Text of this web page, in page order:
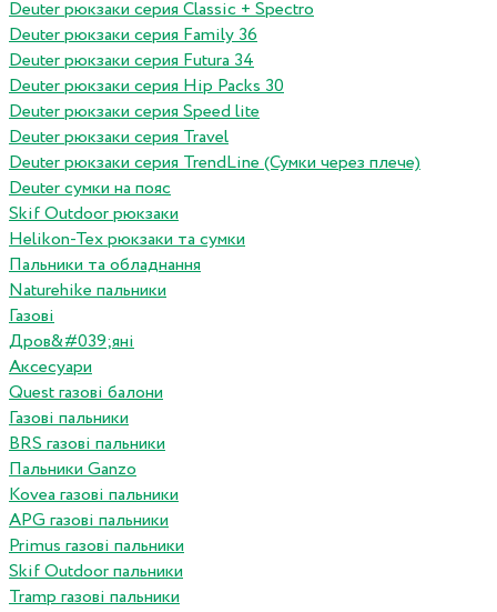
Deuter рюкзаки серия Classic + Spectro
Deuter рюкзаки серия Family 36
Deuter рюкзаки серия Futura 34
Deuter рюкзаки серия Hip Packs 30
Deuter рюкзаки серия Speed lite
Deuter рюкзаки серия Travel
Deuter рюкзаки серия TrendLine (Сумки через плече)
Deuter сумки на пояс
Skif Outdoor рюкзаки
Helikon-Tex рюкзаки та сумки
Пальники та обладнання
Naturehike пальники
Газові
Дров&#039;яні
Аксесуари
Quest газові балони
Газові пальники
BRS газові пальники
Пальники Ganzo
Kovea газові пальники
APG газові пальники
Primus газові пальники
Skif Outdoor пальники
Tramp газові пальники